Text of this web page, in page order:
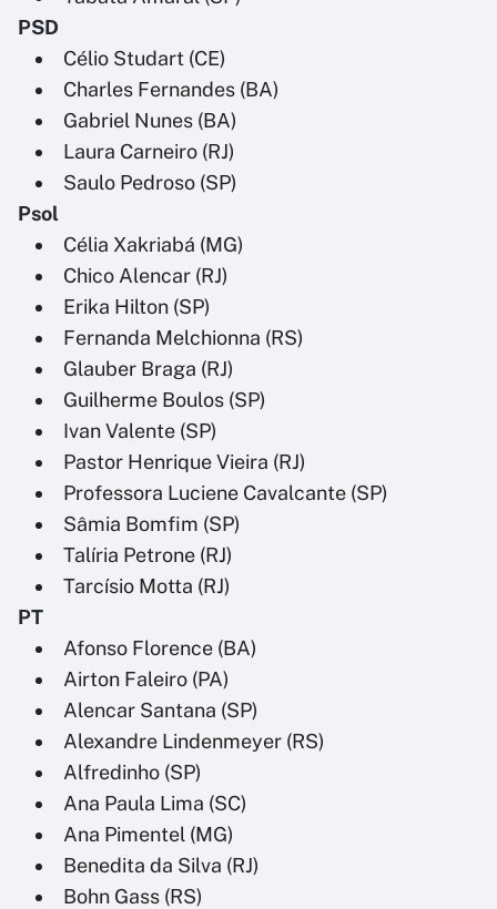
PSD
Célio Studart (CE)
Charles Fernandes (BA)
Gabriel Nunes (BA)
Laura Carneiro (RJ)
Saulo Pedroso (SP)
Psol
Célia Xakriabá (MG)
Chico Alencar (RJ)
Erika Hilton (SP)
Fernanda Melchionna (RS)
Glauber Braga (RJ)
Guilherme Boulos (SP)
Ivan Valente (SP)
Pastor Henrique Vieira (RJ)
Professora Luciene Cavalcante (SP)
Sâmia Bomfim (SP)
Talíria Petrone (RJ)
Tarcísio Motta (RJ)
PT
Afonso Florence (BA)
Airton Faleiro (PA)
Alencar Santana (SP)
Alexandre Lindenmeyer (RS)
Alfredinho (SP)
Ana Paula Lima (SC)
Ana Pimentel (MG)
Benedita da Silva (RJ)
Bohn Gass (RS)